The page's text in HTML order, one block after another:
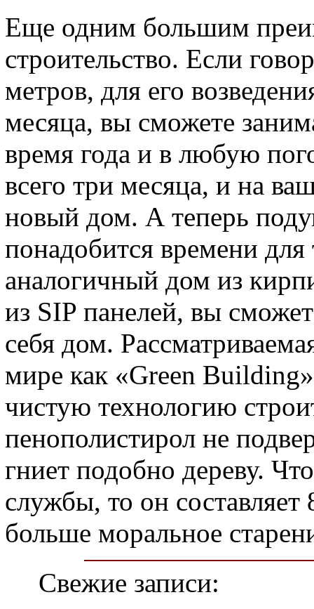
Еще одним большим
строительство. Если
метров, для его
месяца, вы сможете
время года и в любую
всего три месяца, и на
новый дом. А теперь
понадобится времени для
аналогичный дом из
из SIP панелей, вы
себя дом.
мире как «Green
чистую технологию
пенополистирол не
гниет подобно дереву.
службы, то он составляет
больше моральное
Свежие записи: